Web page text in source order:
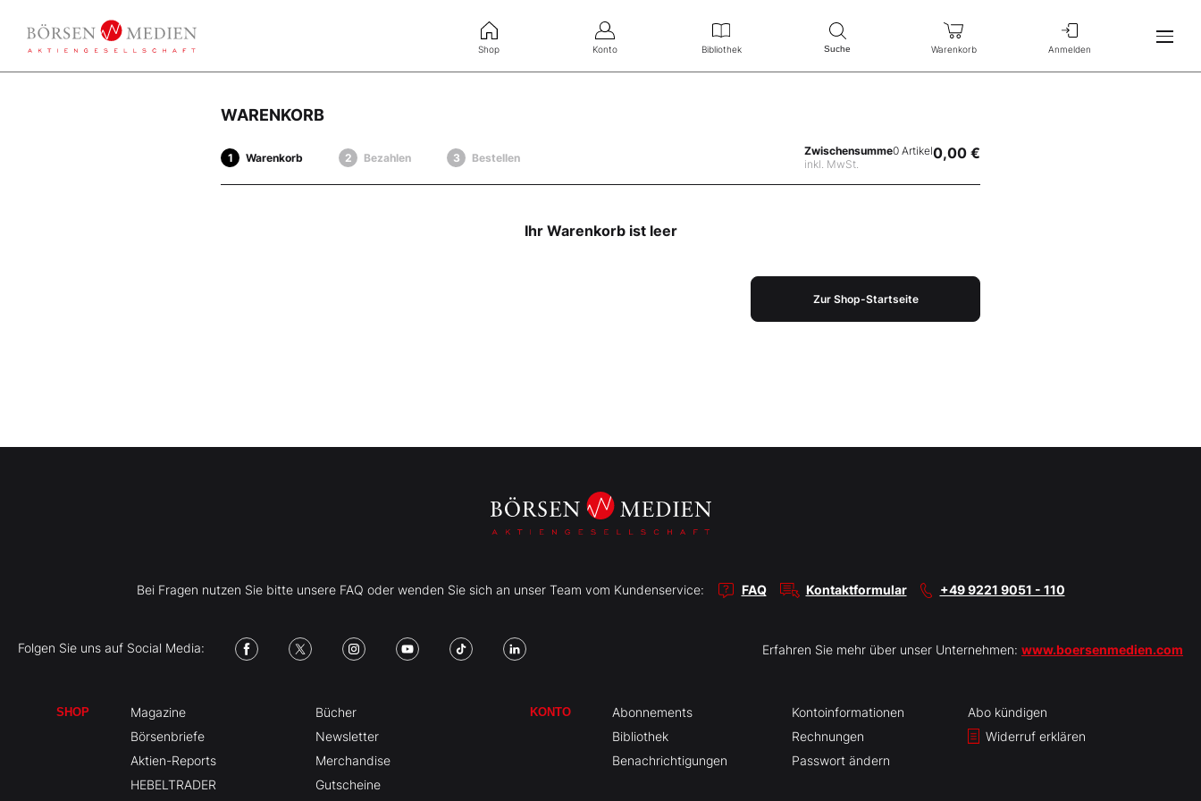
Shop Konto Bibliothek Suche Warenkorb Anmelden
WARENKORB
Warenkorb Bezahlen Bestellen
Zwischensumme
inkl. MwSt.
0 Artikel0,00 €
Ihr Warenkorb ist leer
Zur Shop-Startseite
Bei Fragen nutzen Sie bitte unsere FAQ oder wenden Sie sich an unser Team vom Kundenservice: FAQ Kontaktformular +49 9221 9051 - 110
Folgen Sie uns auf Social Media: Erfahren Sie mehr über unser Unternehmen: www.boersenmedien.com
SHOP
Magazine
Börsenbriefe
Aktien-Reports
HEBELTRADER
Bücher
Newsletter
Merchandise
Gutscheine
KONTO
Abonnements
Bibliothek
Benachrichtigungen
Kontoinformationen
Rechnungen
Passwort ändern
Abo kündigen
Widerruf erklären